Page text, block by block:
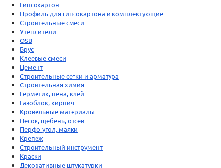
Гипсокартон
Профиль для гипсокартона и комплектующие
Строительные смеси
Утеплители
OSB
Брус
Клеевые смеси
Цемент
Строительные сетки и арматура
Строительная химия
Герметик, пена, клей
Газоблок, кирпич
Кровельные материалы
Песок, щебень, отсев
Перфо-угол, маяки
Крепеж
Строительный инструмент
Краски
Декоративные штукатурки